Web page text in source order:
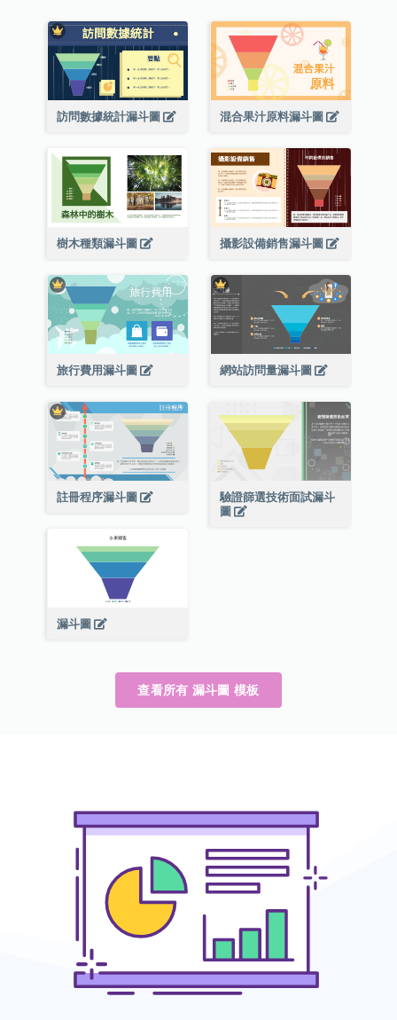
訪問數據統計漏斗圖 混合果汁原料漏斗圖
樹木種類漏斗圖 攝影設備銷售漏斗圖
旅行費用漏斗圖 網站訪問量漏斗圖
註冊程序漏斗圖
驗證篩選技術面試漏斗
圖
漏斗圖
查看所有 漏斗圖 模板